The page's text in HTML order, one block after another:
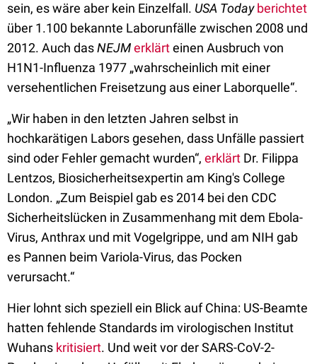
sein, es wäre aber kein Einzelfall. USA Today berichtet
über 1.100 bekannte Laborunfälle zwischen 2008 und
2012. Auch dasNEJMerklärteinen Ausbruch von
H1N1-Influenza 1977 „wahrscheinlich mit einer
versehentlichen Freisetzung aus einer Laborquelle“.
„Wir haben in den letzten Jahren selbst in
hochkarätigen Labors gesehen, dass Unfälle passiert
sind oder Fehler gemacht wurden“, erklärt Dr. Filippa
Lentzos, Biosicherheitsexpertin am King's College
London. „Zum Beispiel gab es 2014 bei den CDC
Sicherheitslücken in Zusammenhang mit dem Ebola-
Virus, Anthrax und mit Vogelgrippe, und am NIH gab
es Pannen beim Variola-Virus, das Pocken
verursacht.“
Hier lohnt sich speziell ein Blick auf China: US-Beamte
hatten fehlende Standards im virologischen Institut
Wuhans kritisiert. Und weit vor der SARS-CoV-2-